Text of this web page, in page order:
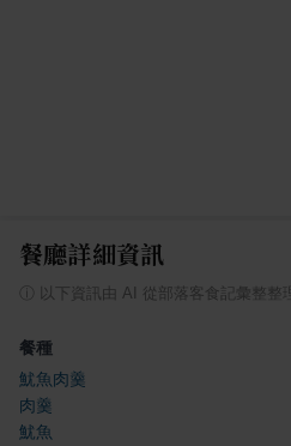
餐廳詳細資訊
以下資訊由 AI 從部落客食記彙整整理
餐種
魷魚肉羹
肉羹
魷魚